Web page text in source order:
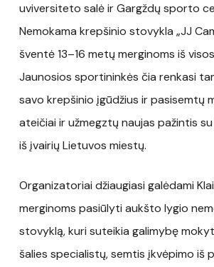
uviversiteto salė ir Gargždų sporto
Nemokama krepšinio stovykla „JJ
šventė 13–16 metų merginoms iš
Jaunosios sportininkės čia renkasi
savo krepšinio įgūdžius ir pasisemtų
ateičiai ir užmegztų naujas pažintis
iš įvairių Lietuvos miestų.
Organizatoriai džiaugiasi galėdami
merginoms pasiūlyti aukšto lygio
stovyklą, kuri suteikia galimybę
šalies specialistų, semtis įkvėpimo iš